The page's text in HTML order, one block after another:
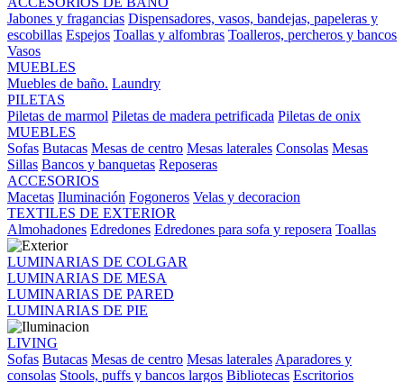
Jabones y fragancias Dispensadores, vasos, bandejas, papeleras y
escobillas Espejos Toallas y alfombras Toalleros, percheros y bancos
Vasos
MUEBLES
Muebles de baño. Laundry
PILETAS
Piletas de marmol Piletas de madera petrificada Piletas de onix
MUEBLES
Sofas Butacas Mesas de centro Mesas laterales Consolas Mesas
Sillas Bancos y banquetas Reposeras
ACCESORIOS
Macetas Iluminación Fogoneros Velas y decoracion
TEXTILES DE EXTERIOR
Almohadones Edredones Edredones para sofa y reposera Toallas
LUMINARIAS DE COLGAR
LUMINARIAS DE MESA
LUMINARIAS DE PARED
LUMINARIAS DE PIE
LIVING
Sofas Butacas Mesas de centro Mesas laterales Aparadores y
consolas Stools, puffs y bancos largos Bibliotecas Escritorios